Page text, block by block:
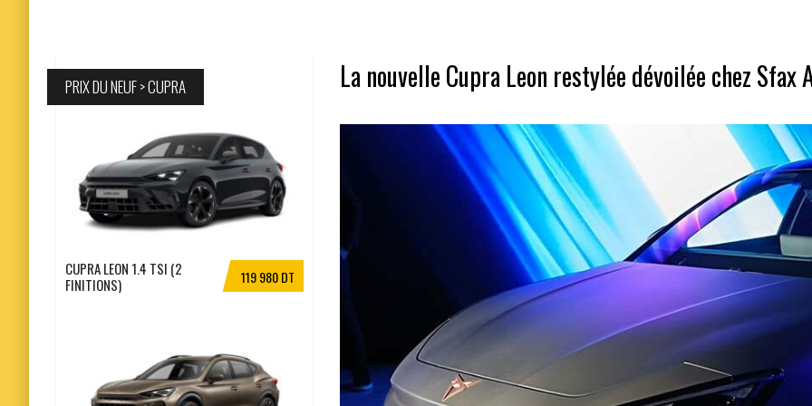
La nouvelle Cupra Leon restylée dévoilée chez Sfax
PRIX DU NEUF > CUPRA
119 980 DT
CUPRA LEON 1.4 TSI (2
FINITIONS)